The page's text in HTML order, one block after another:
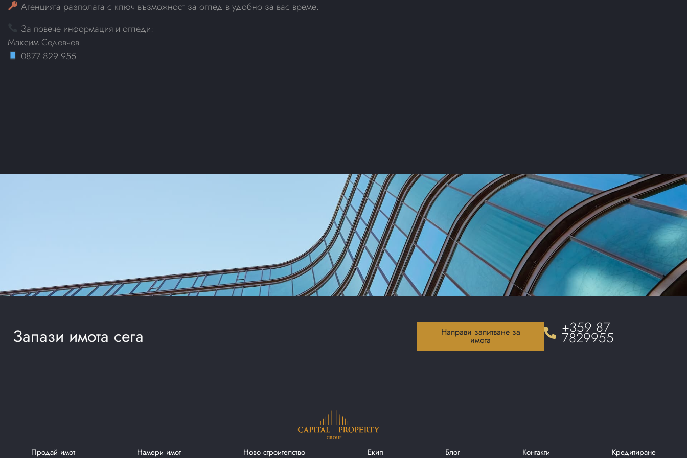
Агенцията разполага с ключ възможност за оглед в удобно за вас време.
За повече информация и огледи:
Максим Седевчев
0877 829 955
Запази имота сега Направи запитване за
имота
+359 87
7829955
Продай имот Намери имот Ново строителство Екип Блог Контакти Кредитиране